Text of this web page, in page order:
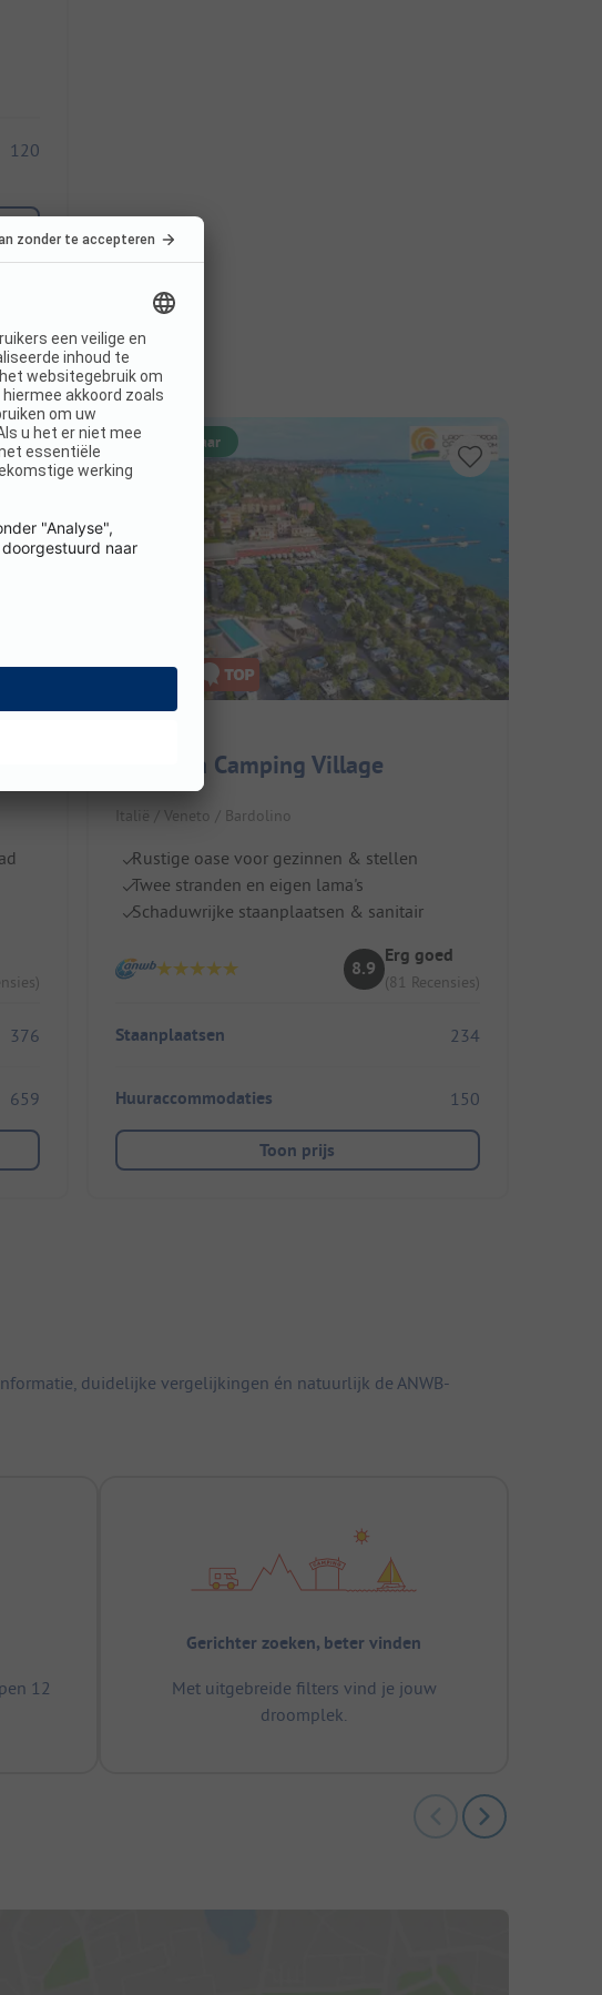
120
376
659
Direct boekbaar
La Rocca Camping Village
Italië / Veneto / Bardolino
Rustige oase voor gezinnen & stellen
Twee stranden en eigen lama's
Schaduwrijke staanplaatsen & sanitair
8.9
Erg goed
(81 Recensies)
Staanplaatsen 234
Huuraccommodaties 150
Toon prijs
duidelijke vergelijkingen én natuurlijk de ANWB-
12
Gerichter zoeken, beter vinden
Met uitgebreide filters vind je jouw
droomplek.